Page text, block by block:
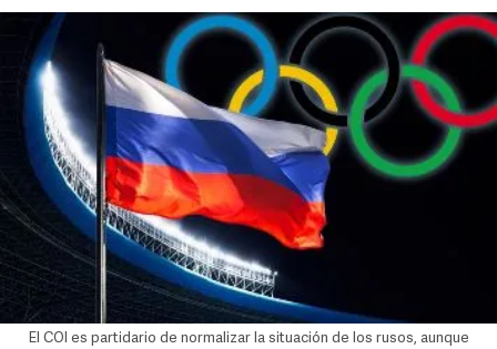
El COI es partidario de normalizar la situación de los rusos, aunque